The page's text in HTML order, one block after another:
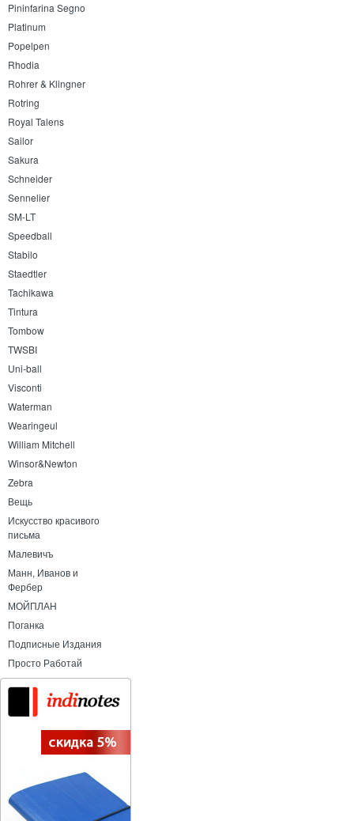
Pininfarina Segno
Platinum
Popelpen
Rhodia
Rohrer & Klingner
Rotring
Royal Talens
Sailor
Sakura
Schneider
Sennelier
SM-LT
Speedball
Stabilo
Staedtler
Tachikawa
Tintura
Tombow
TWSBI
Uni-ball
Visconti
Waterman
Wearingeul
William Mitchell
Winsor&Newton
Zebra
Вещь
Искусство красивого
письма
Малевичъ
Манн, Иванов и
Фербер
МОЙПЛАН
Поганка
Подписные Издания
Просто Работай